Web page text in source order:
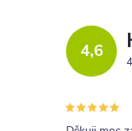
4,6